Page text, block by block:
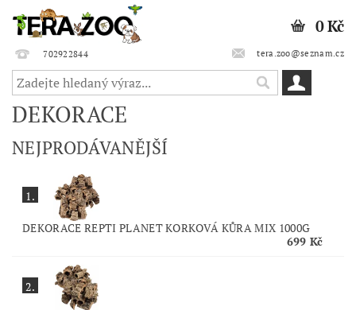
702922844 tera.zoo@seznam.cz
0 Kč
DEKORACE
NEJPRODÁVANĚJŠÍ
1.
DEKORACE REPTI PLANET KORKOVÁ KŮRA MIX 1000G
699 Kč
2.